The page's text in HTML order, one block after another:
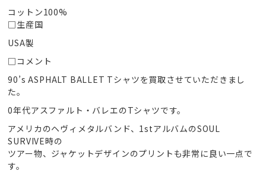
コットン100%
□生産国
USA製
□コメント
90’s ASPHALT BALLET Tシャツを買取させていただきまし
た。
0年代アスファルト・バレエのTシャツです。
アメリカのヘヴィメタルバンド、1stアルバムのSOUL
SURVIVE時の
ツアー物、ジャケットデザインのプリントも非常に良い一点で
す。